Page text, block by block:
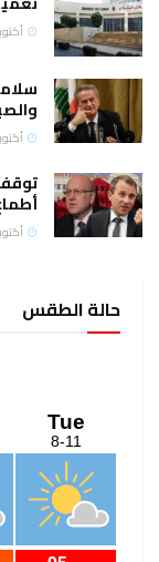
أكتوبر 8,
أكتوبر 8,
أكتوبر 8,
حالة الطقس